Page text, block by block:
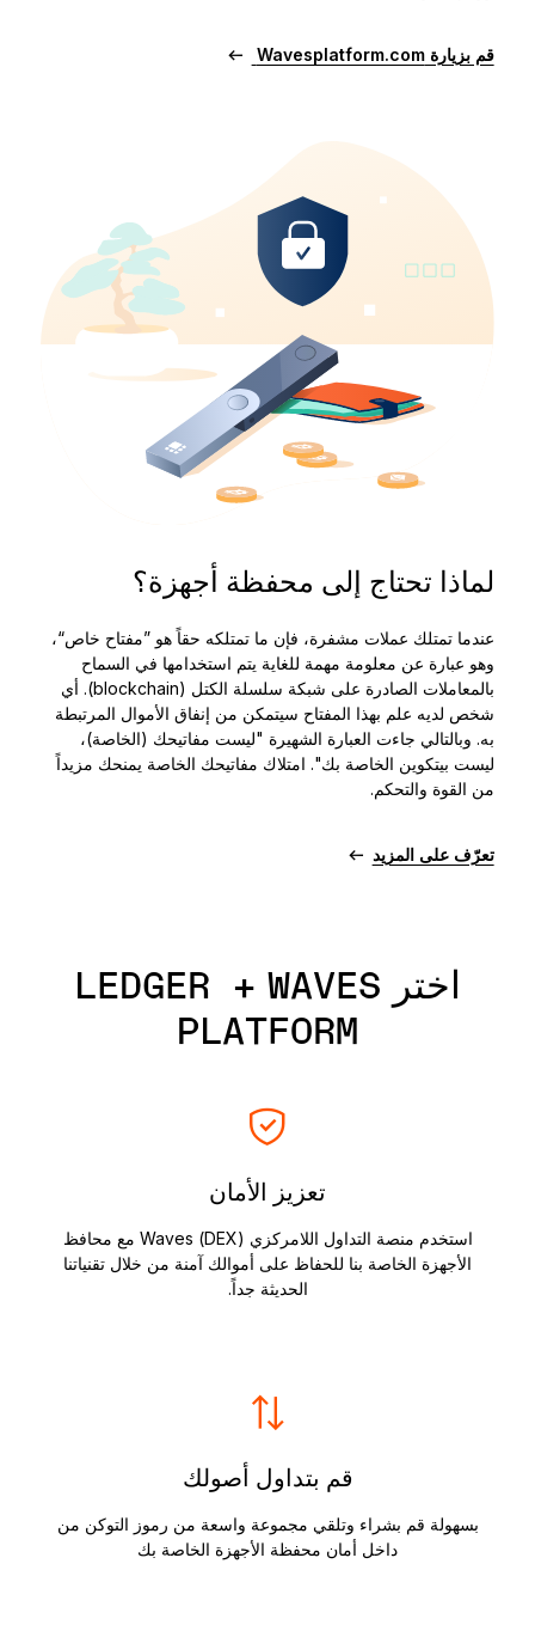
قم بزيارة Wavesplatform.com
لماذا تحتاج إلى محفظة أجهزة؟
عندما تمتلك عملات مشفرة، فإن ما تمتلكه حقاً هو ”مفتاح خاص“،
وهو عبارة عن معلومة مهمة للغاية يتم استخدامها في السماح
بالمعاملات الصادرة على شبكة سلسلة الكتل (blockchain). أي
شخص لديه علم بهذا المفتاح سيتمكن من إنفاق الأموال المرتبطة
به. وبالتالي جاءت العبارة الشهيرة "ليست مفاتيحك (الخاصة)،
ليست بيتكوين الخاصة بك". امتلاك مفاتيحك الخاصة يمنحك مزيداً
من القوة والتحكم.
تعرّف على المزيد
اختر LEDGER + WAVES
PLATFORM
تعزيز الأمان
استخدم منصة التداول اللامركزي (DEX) Waves مع محافظ
الأجهزة الخاصة بنا للحفاظ على أموالك آمنة من خلال تقنياتنا
الحديثة جداً.
قم بتداول أصولك
بسهولة قم بشراء وتلقي مجموعة واسعة من رموز التوكن من
داخل أمان محفظة الأجهزة الخاصة بك